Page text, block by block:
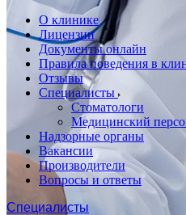
О клинике
Лицензии
Документы онлайн
Правила поведения в
Отзывы
Специалисты
Стоматологи
Медицинский
Надзорные органы
Вакансии
Производители
Вопросы и ответы
Специалисты